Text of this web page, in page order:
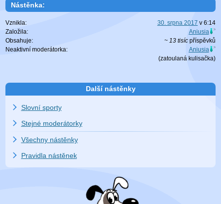
Nástěnka:
Vznikla: 30. srpna 2017 v 6:14
Založila:
Aniusia
Obsahuje:
~ 13 tisícpříspěvků
Neaktivní moderátorka:
Aniusia
(zatoulaná kulisačka)
Další nástěnky
Slovní sporty
Stejné moderátorky
Všechny nástěnky
Pravidla nástěnek